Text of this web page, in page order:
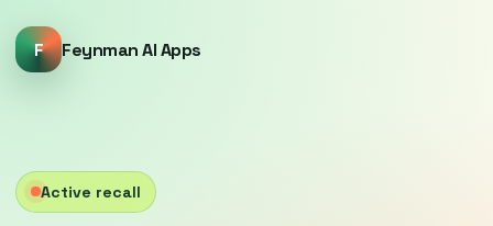
F Feynman AI Apps
Active recall